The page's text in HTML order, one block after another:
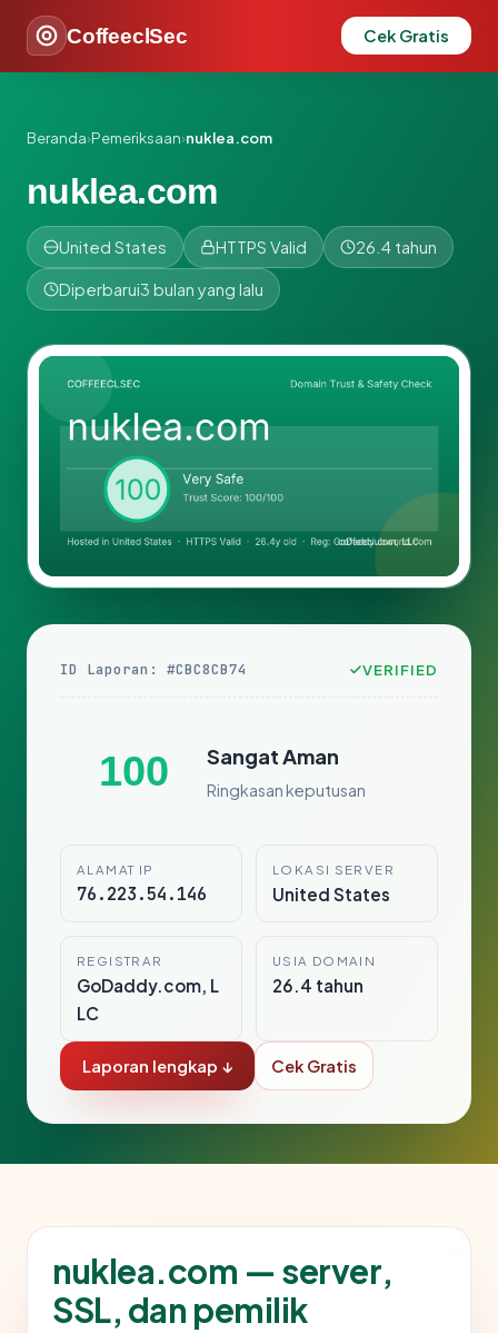
CoffeeclSec Cek Gratis
Beranda›Pemeriksaan›nuklea.com
nuklea.com
United States HTTPS Valid 26.4 tahun
Diperbarui3 bulan yang lalu
ID Laporan: #CBC8CB74 VERIFIED
100 Sangat Aman
Ringkasan keputusan
ALAMAT IP
76.223.54.146
LOKASI SERVER
United States
REGISTRAR
GoDaddy.com, L
LC
USIA DOMAIN
26.4 tahun
Laporan lengkap ↓ Cek Gratis
nuklea.com — server,
SSL, dan pemilik